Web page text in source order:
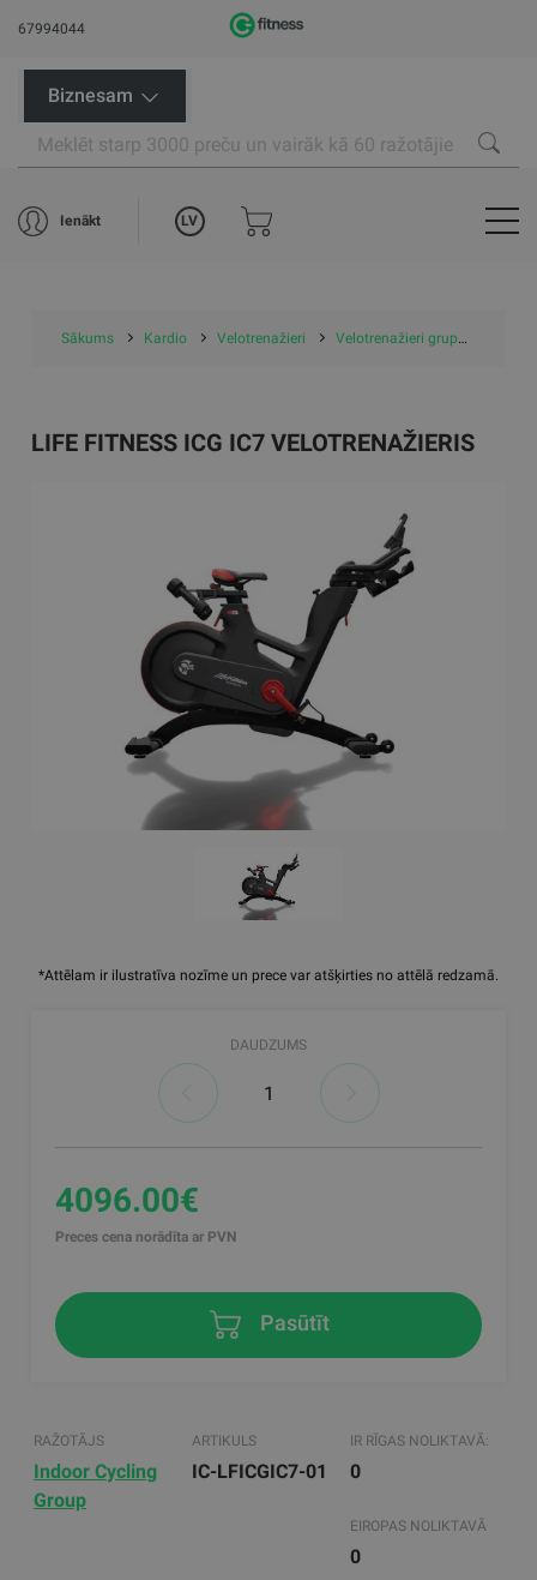
67994044
Biznesam
Ienākt LV
Sākums Kardio Velotrenažieri Velotrenažieri grupām
*Attēlam ir ilustratīva nozīme un prece var atšķirties no attēlā redzamā.
LIFE FITNESS ICG IC7 VELOTRENAŽIERIS
DAUDZUMS
4096.00€
Preces cena norādīta ar PVN
Pasūtīt
RAŽOTĀJS
Indoor Cycling
Group
ARTIKULS
IC-LFICGIC7-01
IR RĪGAS NOLIKTAVĀ:
0
EIROPAS NOLIKTAVĀ
0